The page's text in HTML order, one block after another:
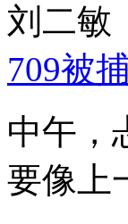
刘二敏
709被
中午，
要像上